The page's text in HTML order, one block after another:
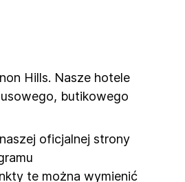
Hills. Nasze hotele
butikowego
oficjalnej strony
te można wymienić